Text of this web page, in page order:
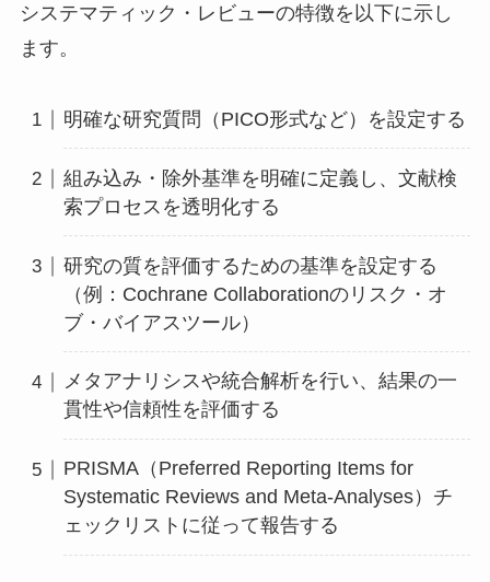
システマティック・レビューの特徴を以下に示し
ます。
明確な研究質問（PICO形式など）を設定する
組み込み・除外基準を明確に定義し、文献検
索プロセスを透明化する
研究の質を評価するための基準を設定する
（例：Cochrane Collaborationのリスク・オ
ブ・バイアスツール）
メタアナリシスや統合解析を行い、結果の一
貫性や信頼性を評価する
PRISMA（Preferred Reporting Items for
Systematic Reviews and Meta-Analyses）チ
ェックリストに従って報告する